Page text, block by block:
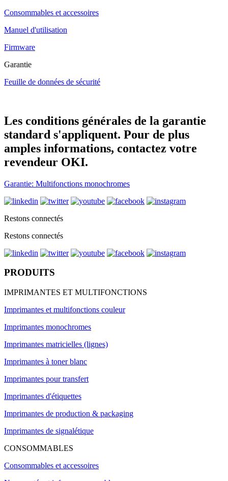
Consommables et accessoires
Manuel d'utilisation
Firmware
Garantie
Feuille de données de sécurité
Les conditions générales de la garantie
standard s'appliquent. Pour de plus
amples informations, contactez votre
revendeur OKI.
Garantie: Multifonctions monochromes
Restons connectés
Restons connectés
PRODUITS
IMPRIMANTES ET MULTIFONCTIONS
Imprimantes et multifonctions couleur
Imprimantes monochromes
Imprimantes matricielles (lignes)
Imprimantes à toner blanc
Imprimantes pour transfert
Imprimantes d'étiquettes
Imprimantes de production & packaging
Imprimantes de signalétique
CONSOMMABLES
Consommables et accessoires